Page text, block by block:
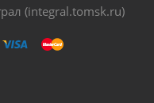
(integral.tomsk.ru)